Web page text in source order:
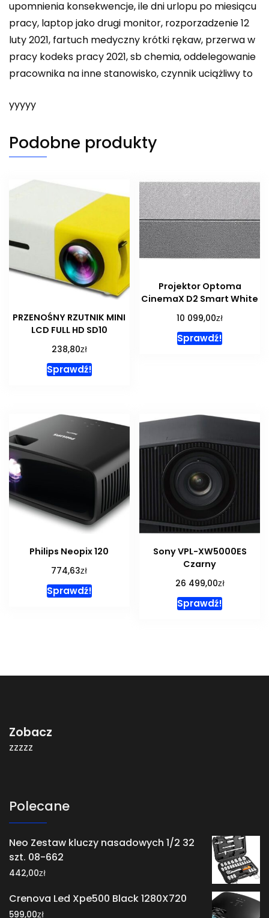
upomnienia konsekwencje, ile dni urlopu po miesiącu
pracy, laptop jako drugi monitor, rozporzadzenie 12
luty 2021, fartuch medyczny krótki rękaw, przerwa w
pracy kodeks pracy 2021, sb chemia, oddelegowanie
pracownika na inne stanowisko, czynnik uciążliwy to
yyyyy
Podobne produkty
PRZENOŚNY RZUTNIK MINI
LCD FULL HD SD10
238,80zł
Sprawdź!
Projektor Optoma
CinemaX D2 Smart White
10 099,00zł
Sprawdź!
Philips Neopix 120
774,63zł
Sprawdź!
Sony VPL-XW5000ES
Czarny
26 499,00zł
Sprawdź!
Zobacz
zzzzz
Polecane
Neo Zestaw kluczy nasadowych 1/2 32
szt. 08-662
442,00zł
Crenova Led Xpe500 Black 1280X720
599,00zł